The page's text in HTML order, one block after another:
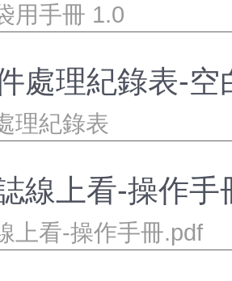
用手冊 1.0
處理紀錄表-空
理紀錄表
線上看-操作手
上看-操作手冊.pdf